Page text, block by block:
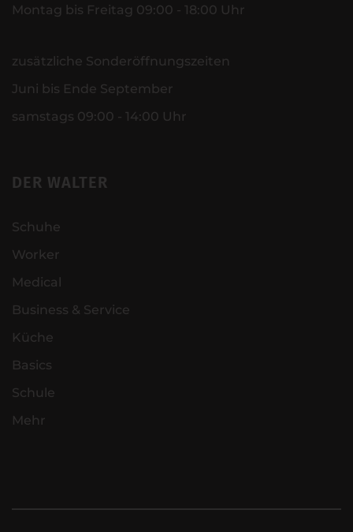
Montag bis Freitag 09:00 - 18:00 Uhr
zusätzliche Sonderöffnungszeiten
Juni bis Ende September
samstags 09:00 - 14:00 Uhr
DER WALTER
Schuhe
Worker
Medical
Business & Service
Küche
Basics
Schule
Mehr